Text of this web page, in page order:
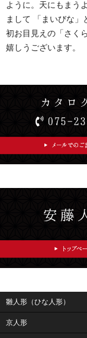
ように。天にもまう
まして 「まいびな」
初お目見えの「さく
嬉しうございます。
雛人形（ひな人形）
京人形